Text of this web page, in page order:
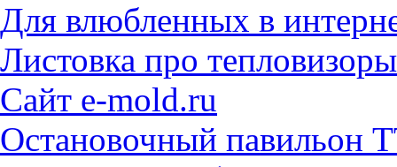
Для влюбленных в
Листовка про тепловизоры
Сайт e-mold.ru
Остановочный павильон